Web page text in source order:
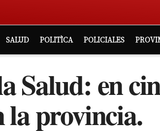
SALUD POLITÌCA POLICIALES
Salud: en
la provincia.